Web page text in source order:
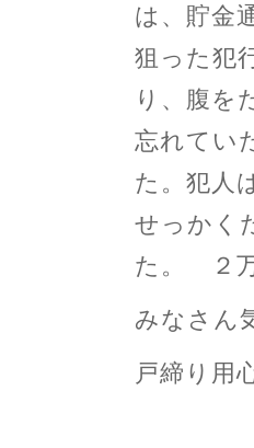
は、貯金
狙った犯
り、腹を
忘れてい
た。犯人
せっかく
た。 ２
みなさん
戸締り用